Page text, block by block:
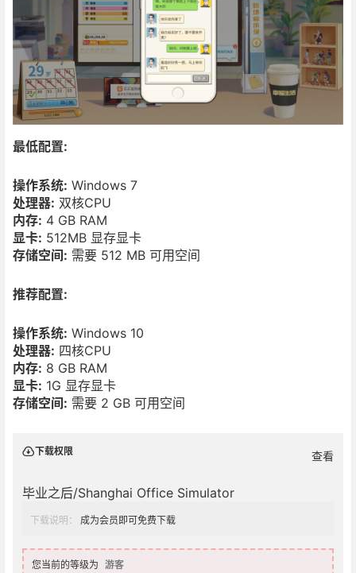
最低配置:
操作系统: Windows 7
处理器: 双核CPU
内存: 4 GB RAM
显卡: 512MB 显存显卡
存储空间: 需要 512 MB 可用空间
推荐配置:
操作系统: Windows 10
处理器: 四核CPU
内存: 8 GB RAM
显卡: 1G 显存显卡
存储空间: 需要 2 GB 可用空间
下载权限 查看
毕业之后/Shanghai Office Simulator
下载说明： 成为会员即可免费下载
您当前的等级为 游客